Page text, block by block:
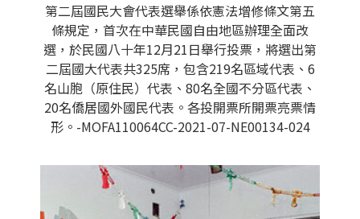
第二屆國民大會代表選舉係依憲法增修條文第五
條規定，首次在中華民國自由地區辦理全面改
選，於民國八十年12月21日舉行投票，將選出第
二屆國大代表共325席，包含219名區域代表、6
名山胞（原住民）代表、80名全國不分區代表、
20名僑居國外國民代表。各投開票所開票亮票情
形。-MOFA110064CC-2021-07-NE00134-024